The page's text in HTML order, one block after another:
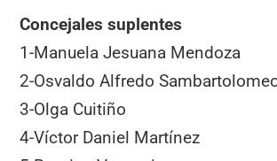
Concejales suplentes
1-Manuela Jesuana Mendoza
2-Osvaldo Alfredo
3-Olga Cuitiño
4-Víctor Daniel Martínez